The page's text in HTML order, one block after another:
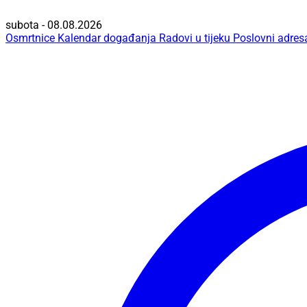
subota - 08.08.2026
Osmrtnice Kalendar događanja Radovi u tijeku Poslovni